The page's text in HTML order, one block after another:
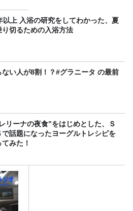
以上 入浴の研究をしてわかった、夏
り切るための入浴方法
ない人が8割！？#グラニータ の最前
リーナの夜食”をはじめとした、Ｓ
で話題になったヨーグルトレシピを
みた！